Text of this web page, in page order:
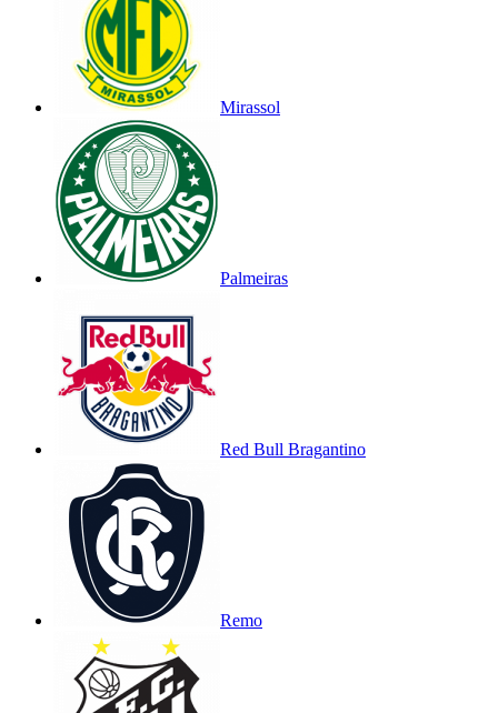
Mirassol
Palmeiras
Red Bull Bragantino
Remo